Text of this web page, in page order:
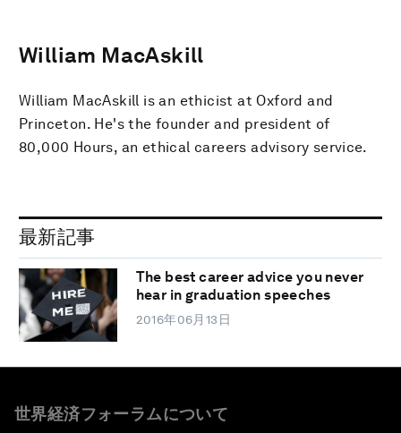
William MacAskill
William MacAskill is an ethicist at Oxford and
Princeton. He's the founder and president of
80,000 Hours, an ethical careers advisory service.
最新記事
The best career advice you never
hear in graduation speeches
2016年06月13日
世界経済フォーラムについて